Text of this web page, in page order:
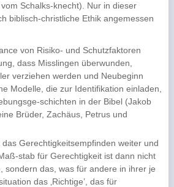
Schalks-knecht). Nur in dieser
biblisch-christliche Ethik angemessen
von Risiko- und Schutzfaktoren
dass Misslingen überwunden,
verziehen werden und Neubeginn
Modelle, die zur Identifikation einladen,
schichten in der Bibel (Jakob
Brüder, Zachäus, Petrus und
Gerechtigkeitsempfinden weiter und
stab für Gerechtigkeit ist dann nicht
sondern das, was für andere in ihrer je
das ‚Richtige’, das für